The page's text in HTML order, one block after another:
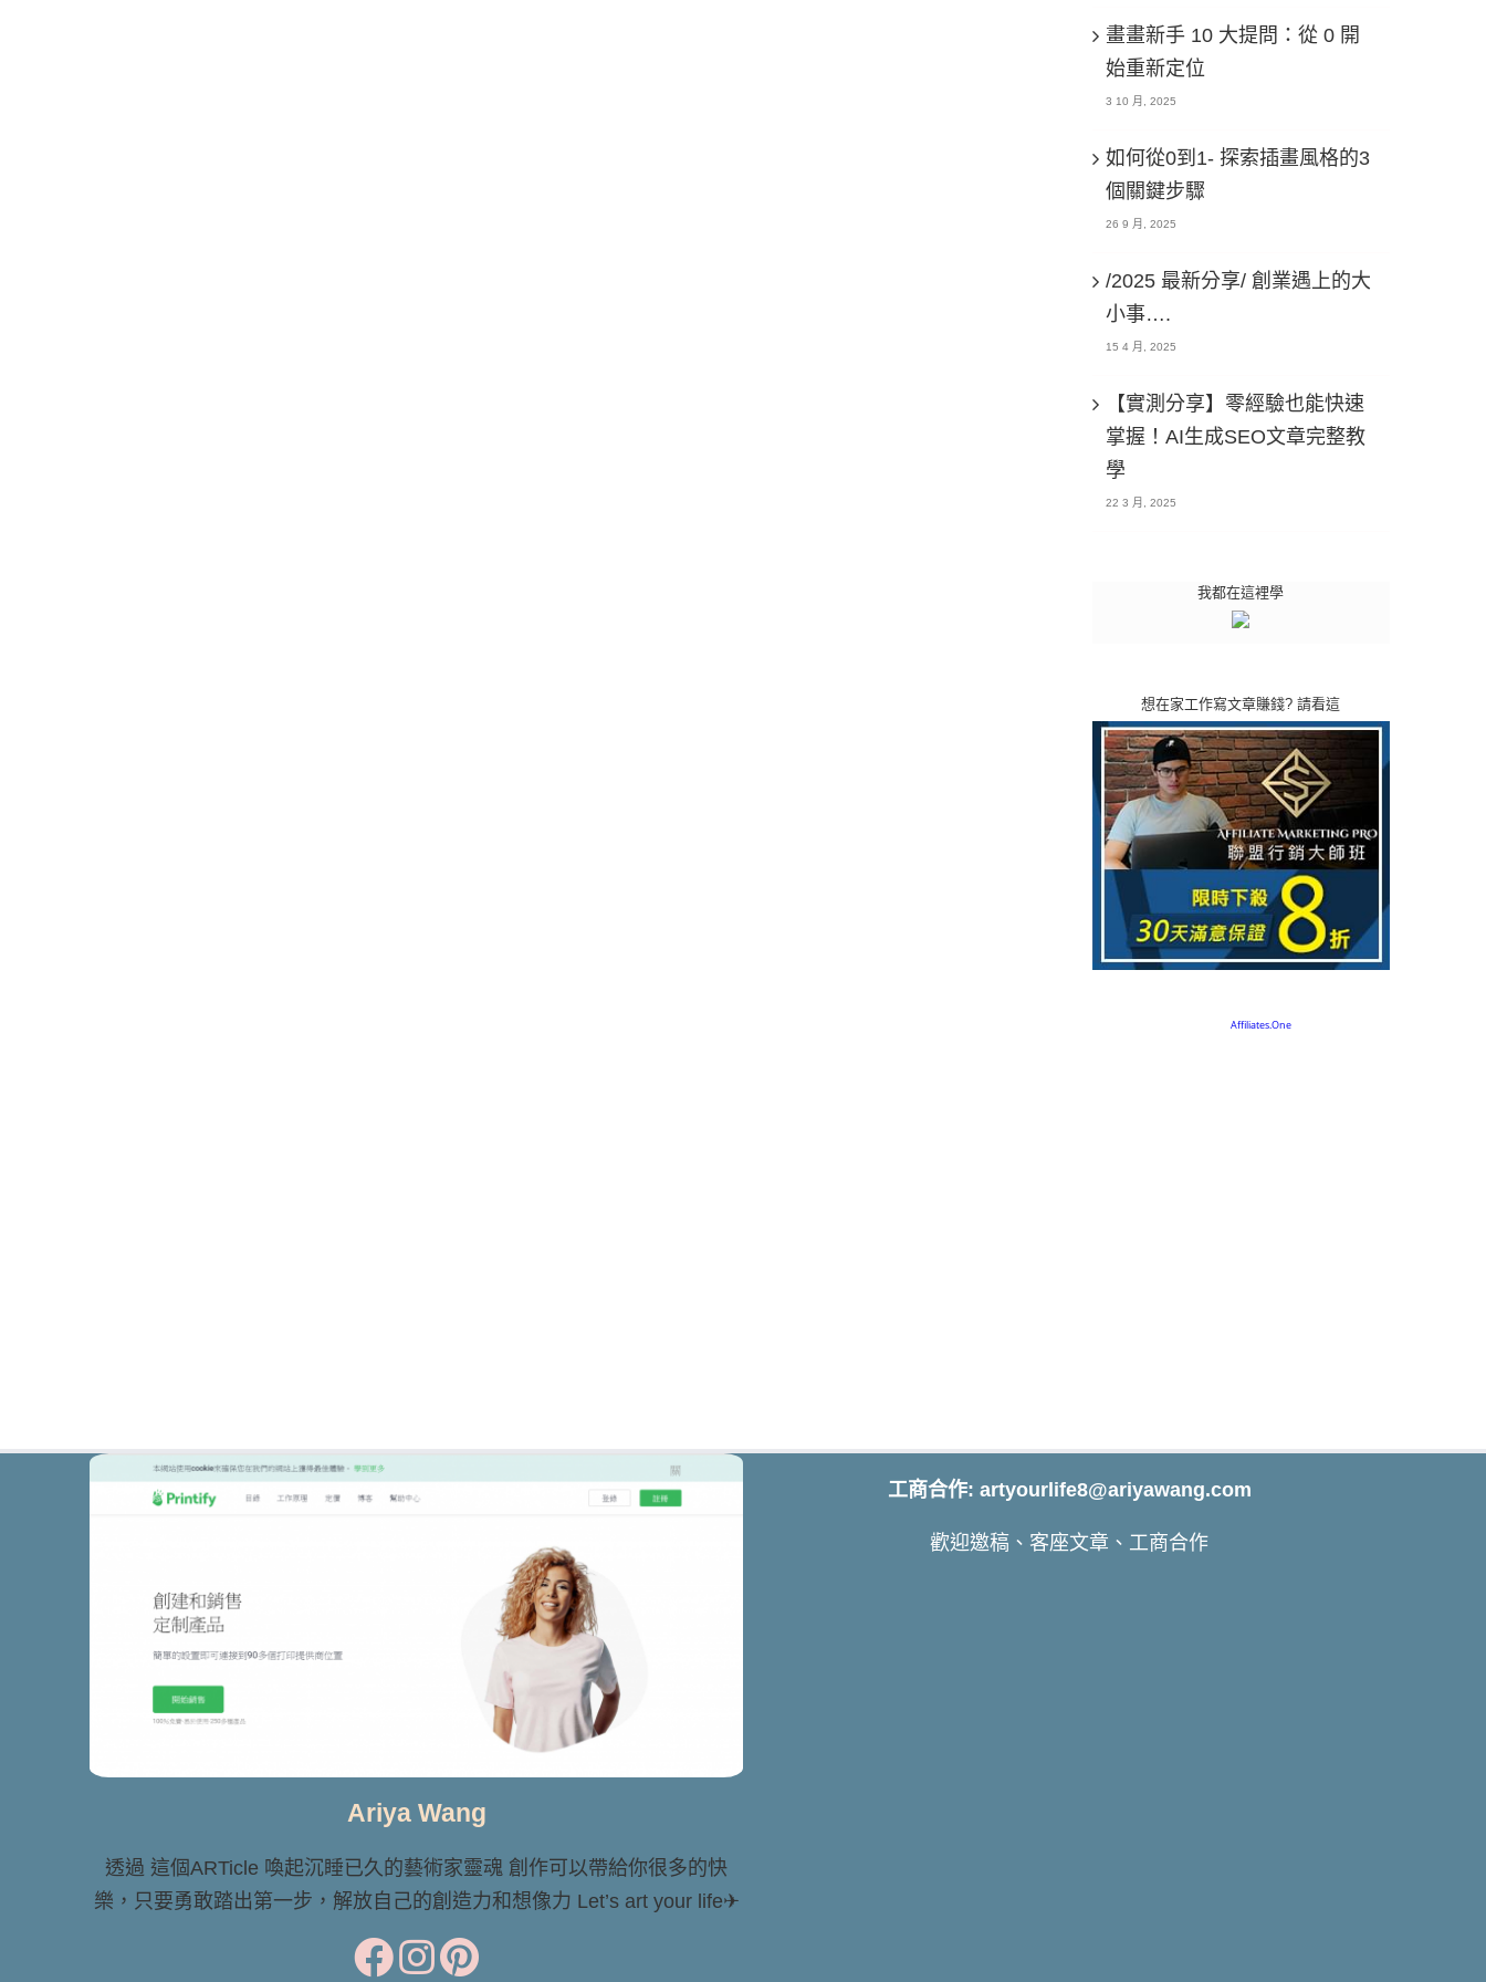
畫畫新手 10 大提問：從 0 開
始重新定位
3 10 月, 2025
如何從0到1- 探索插畫風格的3
個關鍵步驟
26 9 月, 2025
/2025 最新分享/ 創業遇上的大
小事….
15 4 月, 2025
【實測分享】零經驗也能快速
掌握！AI生成SEO文章完整教
學
22 3 月, 2025
我都在這裡學
想在家工作寫文章賺錢? 請看這
Ariya Wang
透過 這個ARTicle 喚起沉睡已久的藝術家靈魂 創作可以帶給你很多的快
樂，只要勇敢踏出第一步，解放自己的創造力和想像力 Let’s art your life✈
工商合作: artyourlife8@ariyawang.com
歡迎邀稿、客座文章、工商合作